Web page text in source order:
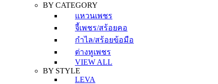
BY CATEGORY
แหวนเพชร
จี้เพชร/สร้อยคอ
กำไล/สร้อยข้อมือ
ต่างหูเพชร
VIEW ALL
BY STYLE
LEVA